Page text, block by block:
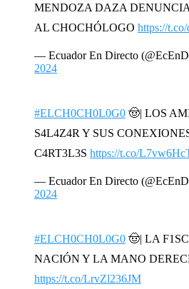
MENDOZA DAZA
AL CHOCHÓLOGO https://
— Ecuador En Directo
2024
#ELCH0CH0L0G0 🤠| LOS
S4L4Z4R Y SUS
C4RT3L3S https://t.co/
— Ecuador En Directo
2024
#ELCH0CH0L0G0 🤠| LA
NACIÓN Y LA MANO
https://t.co/LrvZl236JM